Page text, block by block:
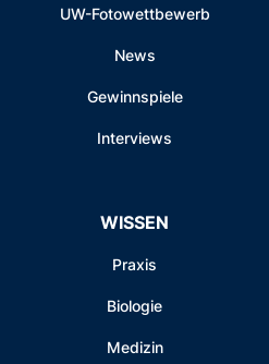
UW-Fotowettbewerb
News
Gewinnspiele
Interviews
WISSEN
Praxis
Biologie
Medizin